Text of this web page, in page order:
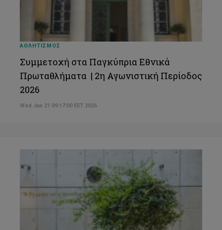
ΑΘΛΗΤΙΣΜΟΣ
Συμμετοχή στα Παγκύπρια Εθνικά
Πρωταθλήματα | 2η Αγωνιστική Περίοδος
2026
Wed Jan 21 09:17:00 EET 2026